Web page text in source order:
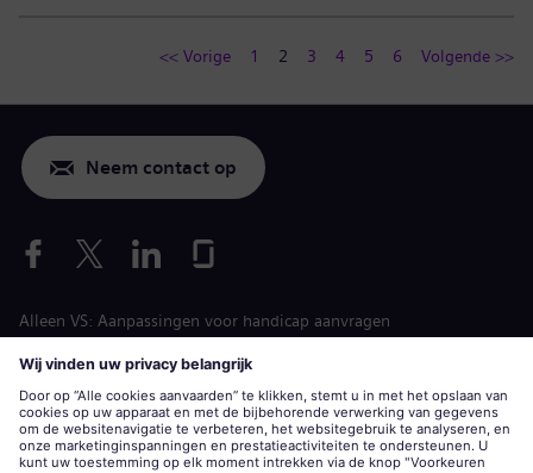
<< Vorige 1 2 3 4 5 6 Volgende >>
Neem contact op
Alleen VS: Aanpassingen voor handicap aanvragen
siemens-energy.comAlgemene website
Bedrijfsinformatie Privacyverklaring
Cookiemelding